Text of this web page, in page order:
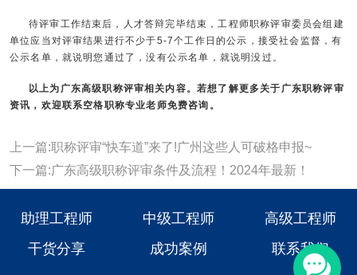
待评审工作结束后，人才答辩完毕结束，工程师职称评审委员会组建
单位应当对评审结果进行不少于5-7个工作日的公示，接受社会监督，有
公示名单，就说明您通过了，没有公示名单，就说明没过。
以上为 广东高级职称评审相关内容。若想了解更多关于广东职称评审
资讯，欢迎联系空格职称专业老师免费咨询。
上一篇:职称评审“快车道”来了!广州这些人可破格申报~
下一篇:广东高级职称评审条件及流程！2024年最新！
助理工程师 中级工程师
高级工程师
干货分享
成功案例 联系我们